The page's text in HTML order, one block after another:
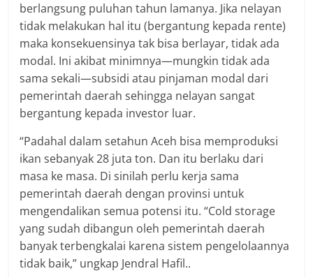
berlangsung puluhan tahun lamanya. Jika nelayan
tidak melakukan hal itu (bergantung kepada rente)
maka konsekuensinya tak bisa berlayar, tidak ada
modal. Ini akibat minimnya—mungkin tidak ada
sama sekali—subsidi atau pinjaman modal dari
pemerintah daerah sehingga nelayan sangat
bergantung kepada investor luar.
“Padahal dalam setahun Aceh bisa memproduksi
ikan sebanyak 28 juta ton. Dan itu berlaku dari
masa ke masa. Di sinilah perlu kerja sama
pemerintah daerah dengan provinsi untuk
mengendalikan semua potensi itu. “Cold storage
yang sudah dibangun oleh pemerintah daerah
banyak terbengkalai karena sistem pengelolaannya
tidak baik,” ungkap Jendral Hafil..